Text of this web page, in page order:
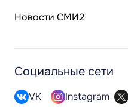
Новости СМИ2
Социальные сети
VK Instagram